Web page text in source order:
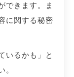
できます。ま
に関する秘密
いるかも」と
。